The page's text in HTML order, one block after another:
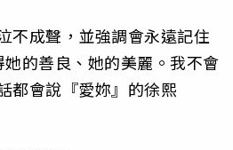
不成聲，並強調會永遠記住
的善良、她的美麗。我不會
都會說『愛妳』的徐熙